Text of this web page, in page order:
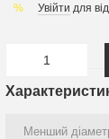
% Увійти для
Менший